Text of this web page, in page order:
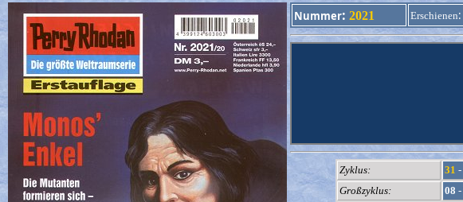
Nummer: 2021 Erschienen:
Zyklus: 31 -
Großzyklus:
08 -